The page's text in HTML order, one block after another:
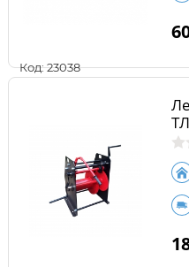
Код: 23038